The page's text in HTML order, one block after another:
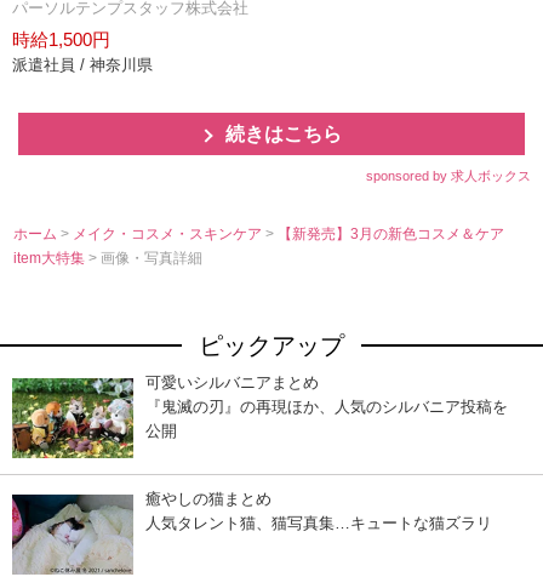
パーソルテンプスタッフ株式会社
時給1,500円
派遣社員 / 神奈川県
続きはこちら
sponsored by 求人ボックス
ホーム > メイク・コスメ・スキンケア>
【新発売】3月の新色コスメ＆ケア
item大特集> 画像・写真詳細
ピックアップ
可愛いシルバニアまとめ
『鬼滅の刃』の再現ほか、人気のシルバニア投稿を
公開
癒やしの猫まとめ
人気タレント猫、猫写真集…キュートな猫ズラリ